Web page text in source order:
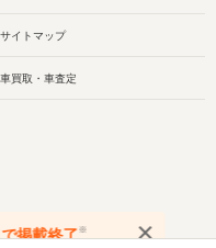
サイトマップ
車買取・車査定
掲載終了※